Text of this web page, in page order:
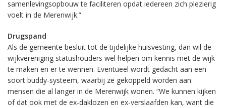
samenlevingsopbouw te faciliteren opdat iedereen zich plezierig
voelt in de Merenwijk.”
Drugspand
Als de gemeente besluit tot de tijdelijke huisvesting, dan wil de
wijkvereniging statushouders wel helpen om kennis met de wijk
te maken en er te wennen. Eventueel wordt gedacht aan een
soort buddy-systeem, waarbij ze gekoppeld worden aan
mensen die al langer in de Merenwijk wonen. “We kunnen kijken
of dat ook met de ex-daklozen en ex-verslaafden kan, want die